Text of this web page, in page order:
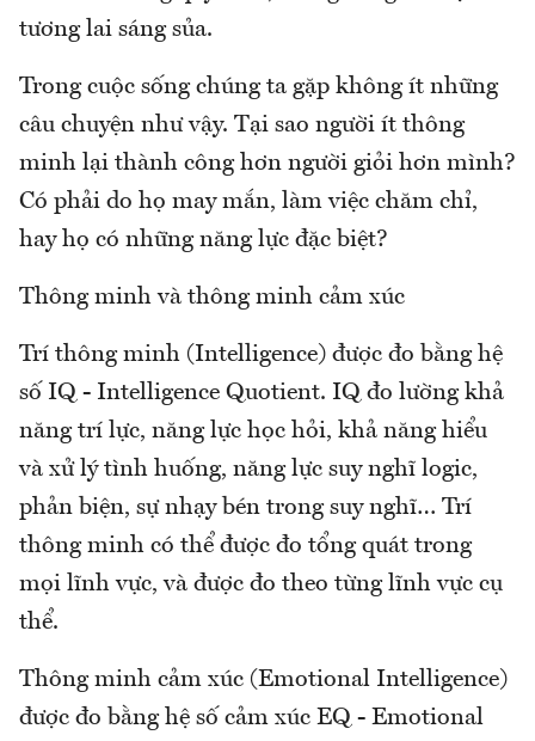
tương lai sáng sủa.
Trong cuộc sống chúng ta gặp không ít những
câu chuyện như vậy. Tại sao người ít thông
minh lại thành công hơn người giỏi hơn mình?
Có phải do họ may mắn, làm việc chăm chỉ,
hay họ có những năng lực đặc biệt?
Thông minh và thông minh cảm xúc
Trí thông minh (Intelligence) được đo bằng hệ
số IQ - Intelligence Quotient. IQ đo lường khả
năng trí lực, năng lực học hỏi, khả năng hiểu
và xử lý tình huống, năng lực suy nghĩ logic,
phản biện, sự nhạy bén trong suy nghĩ… Trí
thông minh có thể được đo tổng quát trong
mọi lĩnh vực, và được đo theo từng lĩnh vực cụ
thể.
Thông minh cảm xúc (Emotional Intelligence)
được đo bằng hệ số cảm xúc EQ - Emotional